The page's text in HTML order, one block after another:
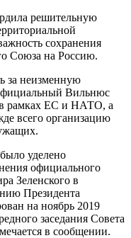
решительную
сохранения
Союза на Россию.
за неизменную
Вильнюс
в рамках ЕС и НАТО, а
всего организацию
уделено
официального
Зеленского в
Президента
на ноябрь 2019
заседания Совета
в сообщении.